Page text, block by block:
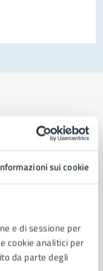
sui cookie
e di sessione per
cookie analitici per
da parte degli